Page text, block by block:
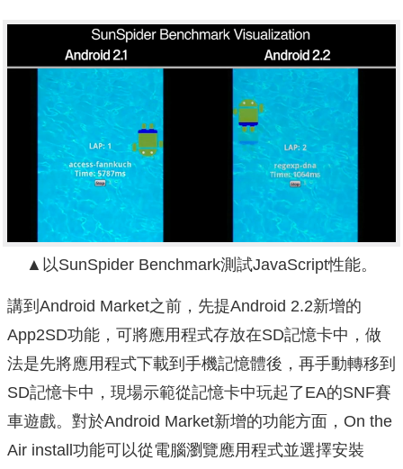
▲以SunSpider Benchmark測試JavaScript性能。
講到Android Market之前，先提Android 2.2新增的
App2SD功能，可將應用程式存放在SD記憶卡中，做
法是先將應用程式下載到手機記憶體後，再手動轉移到
SD記憶卡中，現場示範從記憶卡中玩起了EA的SNF賽
車遊戲。對於Android Market新增的功能方面，On the
Air install功能可以從電腦瀏覽應用程式並選擇安裝